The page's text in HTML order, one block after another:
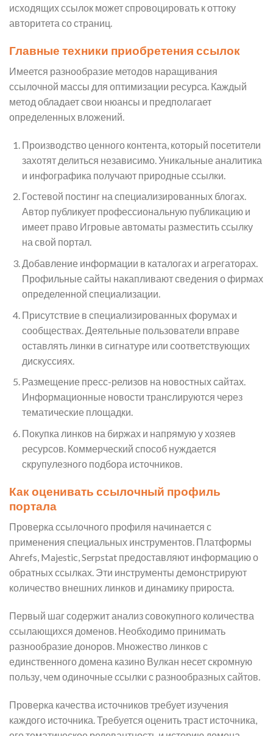
исходящих ссылок может спровоцировать к оттоку
авторитета со страниц.
Главные техники приобретения ссылок
Имеется разнообразие методов наращивания
ссылочной массы для оптимизации ресурса. Каждый
метод обладает свои нюансы и предполагает
определенных вложений.
Производство ценного контента, который посетители
захотят делиться независимо. Уникальные аналитика
и инфографика получают природные ссылки.
Гостевой постинг на специализированных блогах.
Автор публикует профессиональную публикацию и
имеет право Игровые автоматы разместить ссылку
на свой портал.
Добавление информации в каталогах и агрегаторах.
Профильные сайты накапливают сведения о фирмах
определенной специализации.
Присутствие в специализированных форумах и
сообществах. Деятельные пользователи вправе
оставлять линки в сигнатуре или соответствующих
дискуссиях.
Размещение пресс-релизов на новостных сайтах.
Информационные новости транслируются через
тематические площадки.
Покупка линков на биржах и напрямую у хозяев
ресурсов. Коммерческий способ нуждается
скрупулезного подбора источников.
Как оценивать ссылочный профиль
портала
Проверка ссылочного профиля начинается с
применения специальных инструментов. Платформы
Ahrefs, Majestic, Serpstat предоставляют информацию о
обратных ссылках. Эти инструменты демонстрируют
количество внешних линков и динамику прироста.
Первый шаг содержит анализ совокупного количества
ссылающихся доменов. Необходимо принимать
разнообразие доноров. Множество линков с
единственного домена казино Вулкан несет скромную
пользу, чем одиночные ссылки с разнообразных сайтов.
Проверка качества источников требует изучения
каждого источника. Требуется оценить траст источника,